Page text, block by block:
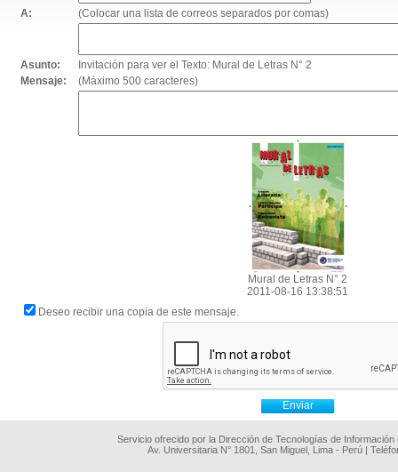
A: (Colocar una lista de correos separados por comas)
Asunto:
Invitación para ver el Texto: Mural de Letras N° 2
Mensaje:
(Máximo 500 caracteres)
Mural de Letras N° 2
2011-08-16 13:38:51
Deseo recibir una copia de este mensaje.
Servicio ofrecido por la Dirección de Tecnologías de
Av. Universitaria N° 1801, San Miguel, Lima - Perú |